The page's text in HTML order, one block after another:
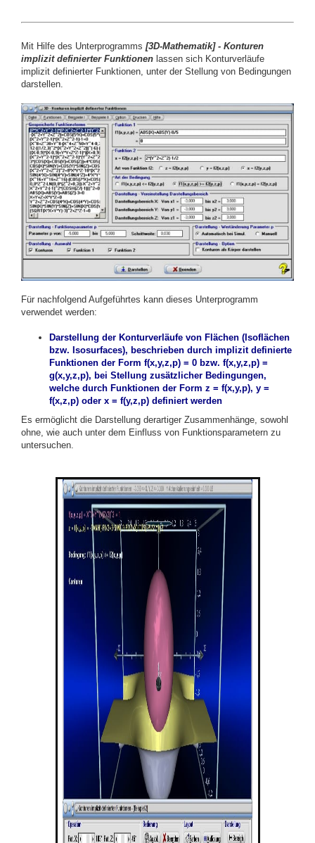
Mit Hilfe des Unterprogramms [3D-Mathematik] - Konturen
implizit definierter Funktionen lassen sich Konturverläufe
implizit definierter Funktionen, unter der Stellung von Bedingungen
darstellen.
Für nachfolgend Aufgeführtes kann dieses Unterprogramm
verwendet werden:
Darstellung der Konturverläufe von Flächen (Isoflächen
bzw. Isosurfaces), beschrieben durch implizit definierte
Funktionen der Form f(x,y,z,p) = 0 bzw. f(x,y,z,p) =
g(x,y,z,p), bei Stellung zusätzlicher Bedingungen,
welche durch Funktionen der Form z = f(x,y,p), y =
f(x,z,p) oder x = f(y,z,p) definiert werden
Es ermöglicht die Darstellung derartiger Zusammenhänge, sowohl
ohne, wie auch unter dem Einfluss von Funktionsparametern zu
untersuchen.